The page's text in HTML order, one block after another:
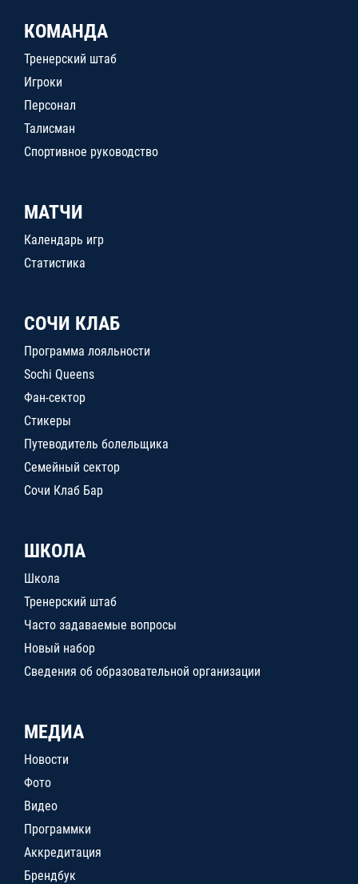
КОМАНДА
Тренерский штаб
Игроки
Персонал
Талисман
Спортивное руководство
МАТЧИ
Календарь игр
Статистика
СОЧИ КЛАБ
Программа лояльности
Sochi Queens
Фан-сектор
Стикеры
Путеводитель болельщика
Семейный сектор
Сочи Клаб Бар
ШКОЛА
Школа
Тренерский штаб
Часто задаваемые вопросы
Новый набор
Сведения об образовательной организации
МЕДИА
Новости
Фото
Видео
Программки
Аккредитация
Брендбук